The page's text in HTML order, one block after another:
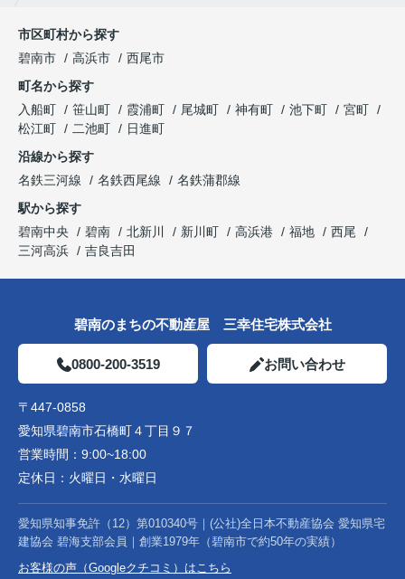
市区町村から探す
碧南市
高浜市
西尾市
町名から探す
入船町
笹山町 霞浦町 尾城町 神有町 池下町
宮町
松江町
二池町
日進町
沿線から探す
名鉄三河線
名鉄西尾線
名鉄蒲郡線
駅から探す
碧南中央
碧南 北新川 新川町 高浜港 福地
西尾
三河高浜
吉良吉田
碧南のまちの不動産屋 三幸住宅株式会社
0800-200-3519 お問い合わせ
〒447-0858
愛知県碧南市石橋町４丁目９７
営業時間： 9:00~18:00
定休日： 火曜日・水曜日
愛知県知事免許（12）第010340号｜(公社)全日本不動産協会 愛知県宅
建協会 碧海支部会員｜創業1979年（碧南市で約50年の実績）
お客様の声（Googleクチコミ）はこちら